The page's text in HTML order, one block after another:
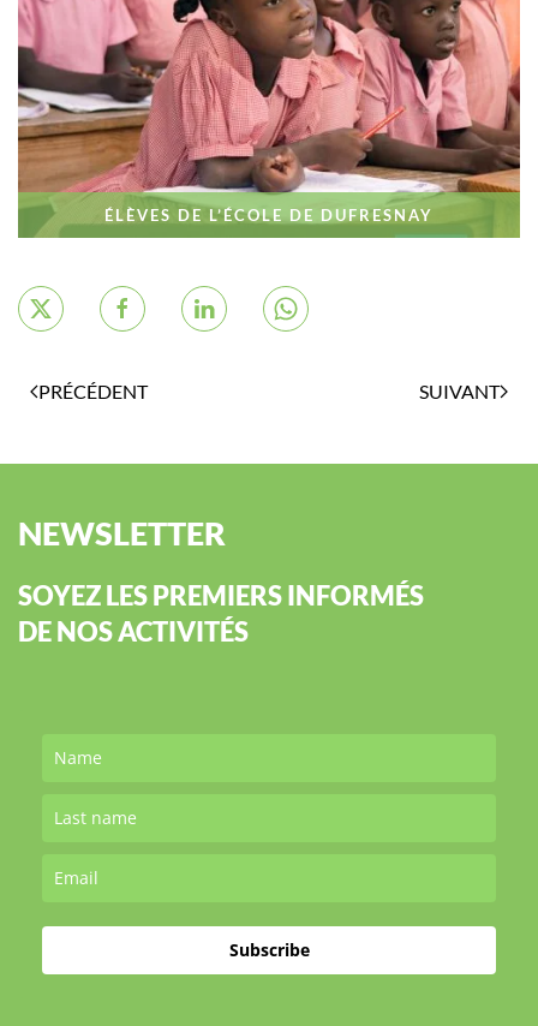
ÉLÈVES DE L’ÉCOLE DE DUFRESNAY
PRÉCÉDENT SUIVANT
NEWSLETTER
SOYEZ LES PREMIERS INFORMÉS
DE NOS ACTIVITÉS
Subscribe